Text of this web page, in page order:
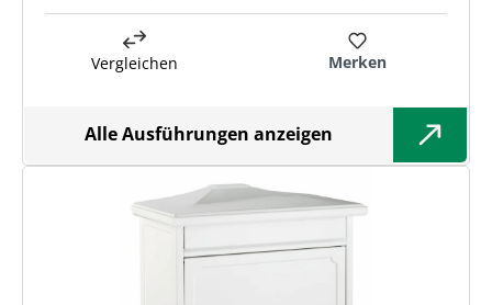
Vergleichen Merken
Alle Ausführungen anzeigen